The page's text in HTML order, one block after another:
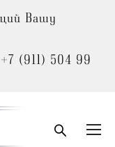
Вашу
(911) 504 99